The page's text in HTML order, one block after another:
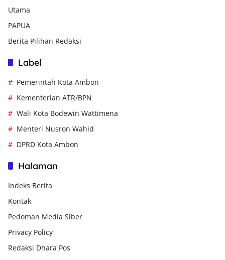
Utama
PAPUA
Berita Pilihan Redaksi
Label
Pemerintah Kota Ambon
Kementerian ATR/BPN
Wali Kota Bodewin Wattimena
Menteri Nusron Wahid
DPRD Kota Ambon
Halaman
Indeks Berita
Kontak
Pedoman Media Siber
Privacy Policy
Redaksi Dhara Pos